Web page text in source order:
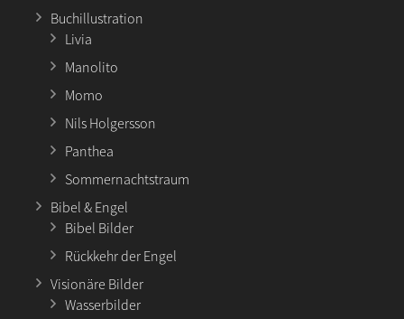
Buchillustration
Livia
Manolito
Momo
Nils Holgersson
Panthea
Sommernachtstraum
Bibel & Engel
Bibel Bilder
Rückkehr der Engel
Visionäre Bilder
Wasserbilder